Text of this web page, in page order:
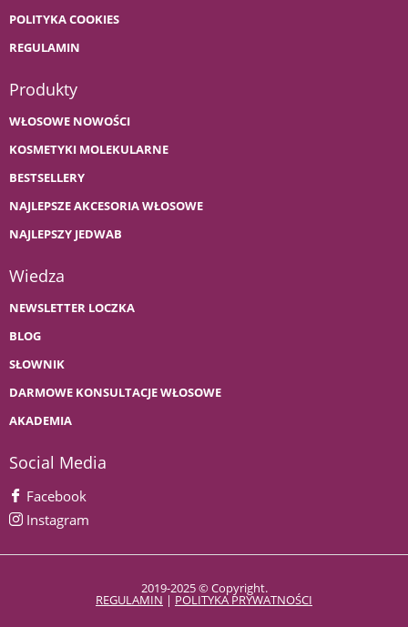
POLITYKA COOKIES
REGULAMIN
Produkty
WŁOSOWE NOWOŚCI
KOSMETYKI MOLEKULARNE
BESTSELLERY
NAJLEPSZE AKCESORIA WŁOSOWE
NAJLEPSZY JEDWAB
Wiedza
NEWSLETTER LOCZKA
BLOG
SŁOWNIK
DARMOWE KONSULTACJE WŁOSOWE
AKADEMIA
Social Media
Facebook
Instagram
2019-2025 © Copyright.
REGULAMIN | POLITYKA PRYWATNOŚCI